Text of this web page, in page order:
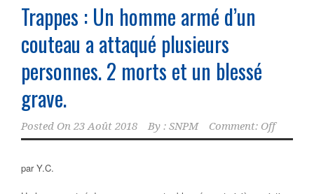
Trappes : Un homme armé d’un
couteau a attaqué plusieurs
personnes. 2 morts et un blessé
grave.
Posted On 23 Août 2018 By : SNPM Comment: Off
par Y.C.